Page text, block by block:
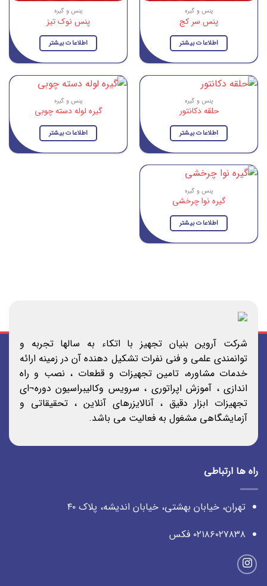
پنس و گیره
پنس سر کج
اطلاعات بیشتر
پنس و گیره
پنس نوک تیز
اطلاعات بیشتر
پنس و گیره
حلقه دکانتور
اطلاعات بیشتر
پنس و گیره
گیره لوله دسته چوبی
اطلاعات بیشتر
پنس و گیره
گیره نوا چرخشی
اطلاعات بیشتر
شرکت آروین بنیان تجهیز با اتکاء به سالها تجربه و
توانمندی علمی و فنی نفرات تشکیل دهنده آن در زمینه ارائه
خدمات مشاوره، تامین تجهیزات و قطعات ، نصب و راه
اندازی ، آموزش اپراتوری ، سرویس وکالیبراسیون دوره¬ای
تجهیزات ابزار دقیق ، آنالایزرهای آنلاین ، تحقیقاتی و
آزمایشگاهی مشغول به فعالیت می باشد.
راه ها ارتباطی
تهران، خیابان بهشتی، خیابان اندیشه، پلاک ۴۰
۰۲۱۸۶۰۲۷۸۳۸ فکس